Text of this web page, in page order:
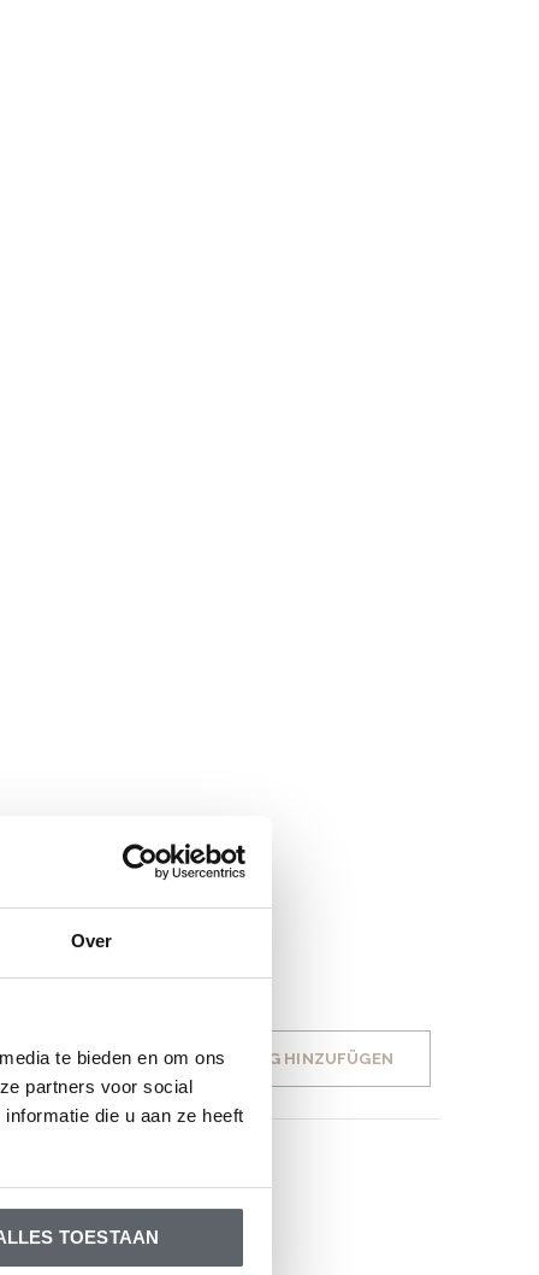
Over
te bieden en om ons
partners voor social
die u aan ze heeft
TOESTAAN
IHRE BEWERTUNG HINZUFÜGEN